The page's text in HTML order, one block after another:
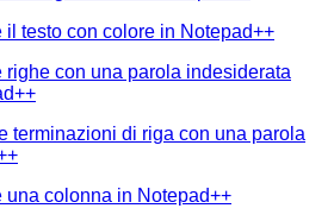
testo con colore in Notepad++
con una parola indesiderata
terminazioni di riga con una parola
una colonna in Notepad++